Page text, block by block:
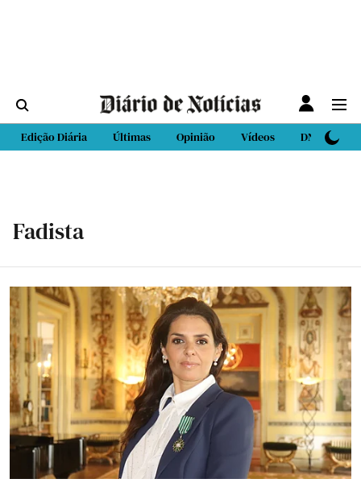
Edição Diária Últimas Opinião Vídeos DN Sport
Fadista